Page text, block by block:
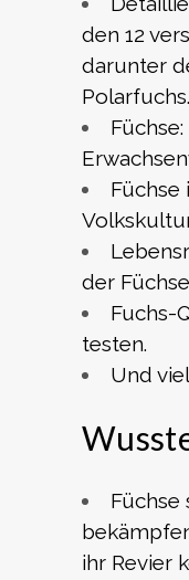
den 12
darunter
Polarfuchs.
Füchse
der
Fuchs-
testen.
Und
Füchse
ihr Revier